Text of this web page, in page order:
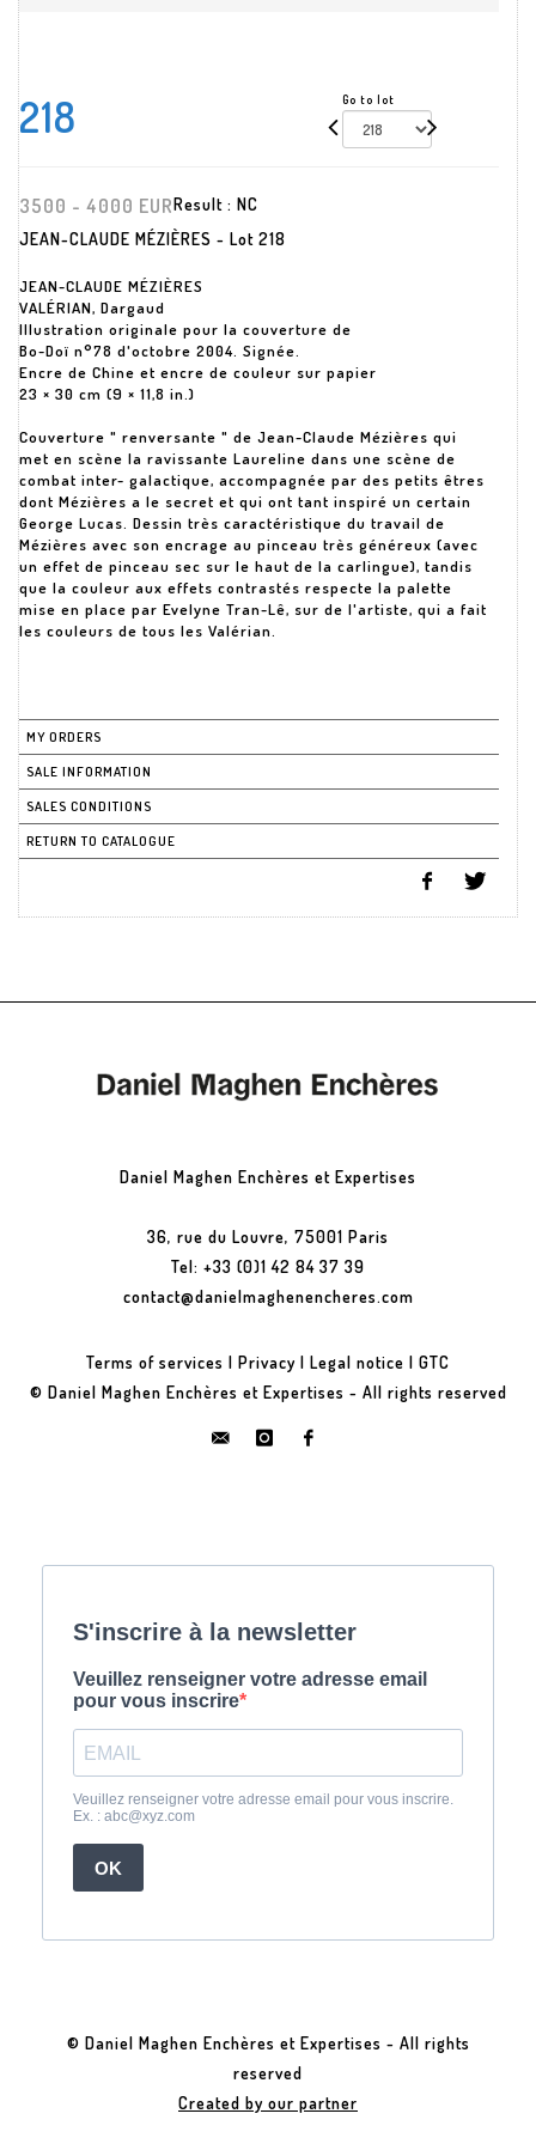
218 Go to lot
3500 - 4000 EURResult : NC
JEAN-CLAUDE MÉZIÈRES - Lot 218
JEAN-CLAUDE MÉZIÈRES
VALÉRIAN, Dargaud
Illustration originale pour la couverture de
Bo-Doï n°78 d'octobre 2004. Signée.
Encre de Chine et encre de couleur sur papier
23 × 30 cm (9 × 11,8 in.)
Couverture " renversante " de Jean-Claude Mézières qui
met en scène la ravissante Laureline dans une scène de
combat inter- galactique, accompagnée par des petits êtres
dont Mézières a le secret et qui ont tant inspiré un certain
George Lucas. Dessin très caractéristique du travail de
Mézières avec son encrage au pinceau très généreux (avec
un effet de pinceau sec sur le haut de la carlingue), tandis
que la couleur aux effets contrastés respecte la palette
mise en place par Evelyne Tran-Lê, sur de l'artiste, qui a fait
les couleurs de tous les Valérian.
MY ORDERS
SALE INFORMATION
SALES CONDITIONS
RETURN TO CATALOGUE
Daniel Maghen Enchères et Expertises
36, rue du Louvre, 75001 Paris
Tel: +33 (0)1 42 84 37 39
contact@danielmaghenencheres.com
Terms of services | Privacy | Legal notice | GTC
© Daniel Maghen Enchères et Expertises - All rights reserved
© Daniel Maghen Enchères et Expertises - All rights
reserved
Created by our partner